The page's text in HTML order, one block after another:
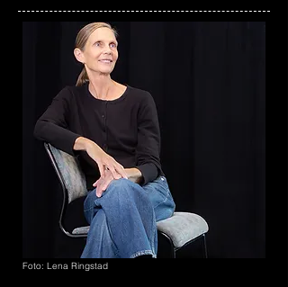
Foto: Lena Ringstad